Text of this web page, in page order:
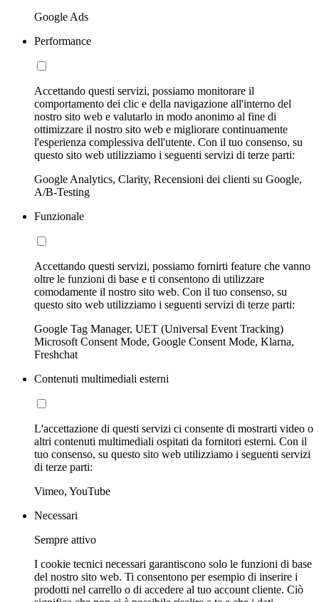
Google Ads
Performance
Accettando questi servizi, possiamo monitorare il
comportamento dei clic e della navigazione all'interno del
nostro sito web e valutarlo in modo anonimo al fine di
ottimizzare il nostro sito web e migliorare continuamente
l'esperienza complessiva dell'utente. Con il tuo consenso, su
questo sito web utilizziamo i seguenti servizi di terze parti:
Google Analytics, Clarity, Recensioni dei clienti su Google,
A/B-Testing
Funzionale
Accettando questi servizi, possiamo fornirti feature che vanno
oltre le funzioni di base e ti consentono di utilizzare
comodamente il nostro sito web. Con il tuo consenso, su
questo sito web utilizziamo i seguenti servizi di terze parti:
Google Tag Manager, UET (Universal Event Tracking)
Microsoft Consent Mode, Google Consent Mode, Klarna,
Freshchat
Contenuti multimediali esterni
L'accettazione di questi servizi ci consente di mostrarti video o
altri contenuti multimediali ospitati da fornitori esterni. Con il
tuo consenso, su questo sito web utilizziamo i seguenti servizi
di terze parti:
Vimeo, YouTube
Necessari
Sempre attivo
I cookie tecnici necessari garantiscono solo le funzioni di base
del nostro sito web. Ti consentono per esempio di inserire i
prodotti nel carrello o di accedere al tuo account cliente. Ciò